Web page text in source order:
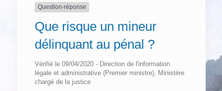
Question-réponse
Que risque un mineur
délinquant au pénal ?
Vérifié le 09/04/2020 - Direction de l'information
légale et administrative (Premier ministre), Ministère
chargé de la justice